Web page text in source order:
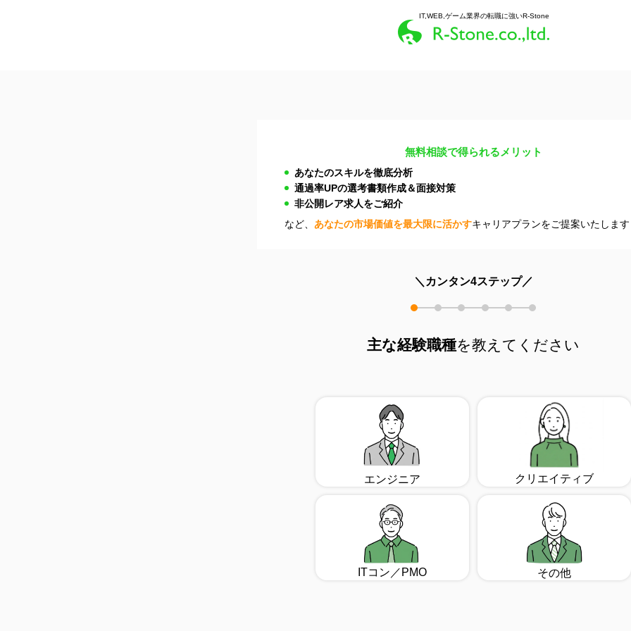
IT,WEB,ゲーム業界の転職に強いR-Stone
無料相談で得られるメリット
あなたのスキルを徹底分析
通過率UPの選考書類作成＆面接対策
非公開レア求人をご紹介
など、 あなたの市場価値を最大限に活かすキャリアプランをご提案いたしま
＼カンタン4ステップ／
主な経験職種を教えてください
エンジニア クリエイティブ
ITコン／PMO その他